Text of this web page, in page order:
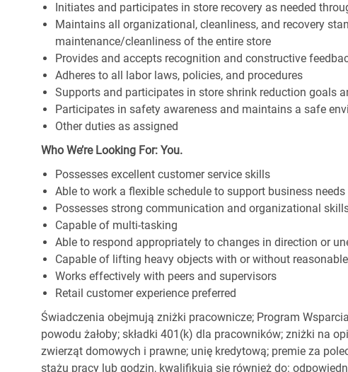
Initiates and participates in store recovery as needed
Maintains all organizational, cleanliness, and recovery
maintenance/cleanliness of the entire store
Provides and accepts recognition and constructive
Adheres to all labor laws, policies, and procedures
Supports and participates in store shrink reduction goals
Participates in safety awareness and maintains a safe
Other duties as assigned
Who We’re Looking For: You.
Possesses excellent customer service skills
Able to work a flexible schedule to support business needs
Possesses strong communication and organizational
Capable of multi-tasking
Able to respond appropriately to changes in direction or
Capable of lifting heavy objects with or without
Works effectively with peers and supervisors
Retail customer experience preferred
Świadczenia obejmują zniżki pracownicze; Program
powodu żałoby; składki 401(k) dla pracowników; zniżki na
zwierząt domowych i prawne; unię kredytową; premie za
stażu pracy lub godzin, kwalifikują się również do: